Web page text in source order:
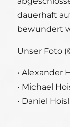
dauerhaft
bewundert
Unser Foto
• Alexander
• Michael
• Daniel